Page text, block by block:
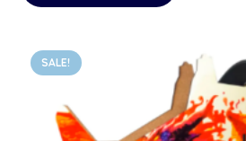
SALE!